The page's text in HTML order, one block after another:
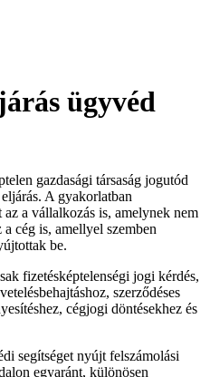
ügyvéd
gazdasági társaság jogutód
A gyakorlatban
a vállalkozás is, amelynek nem
a cég is, amellyel szemben
be.
fizetésképtelenségi jogi kérdés,
szerződéses
cégjogi döntésekhez és
segítséget nyújt felszámolási
egyaránt, különösen